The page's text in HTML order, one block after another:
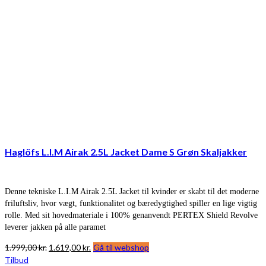
Haglöfs L.I.M Airak 2.5L Jacket Dame S Grøn Skaljakker
Denne tekniske L.I.M Airak 2.5L Jacket til kvinder er skabt til det moderne
friluftsliv, hvor vægt, funktionalitet og bæredygtighed spiller en lige vigtig
rolle. Med sit hovedmateriale i 100% genanvendt PERTEX Shield Revolve
leverer jakken på alle paramet
1.999,00kr. Den
1.619,00kr. Den
Gå til webshop
Tilbud